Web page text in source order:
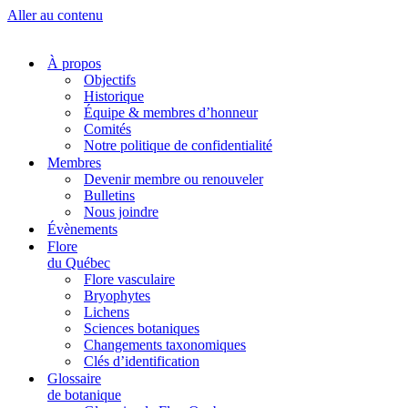
Aller au contenu
À propos
Objectifs
Historique
Équipe & membres d’honneur
Comités
Notre politique de confidentialité
Membres
Devenir membre ou renouveler
Bulletins
Nous joindre
Évènements
Flore
du Québec
Flore vasculaire
Bryophytes
Lichens
Sciences botaniques
Changements taxonomiques
Clés d’identification
Glossaire
de botanique